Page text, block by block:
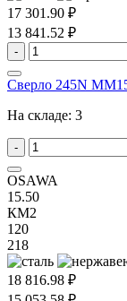
17 301.90 ₽
13 841.52 ₽
-
Сверло 245N
На складе: 3
-
OSAWA
15.50
КМ2
120
218
18 816.98 ₽